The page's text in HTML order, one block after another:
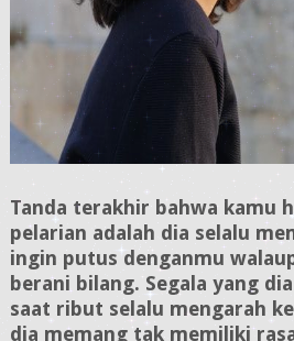
Tanda terakhir bahwa kamu
pelarian adalah dia selalu
ingin putus denganmu
berani bilang. Segala yang
saat ribut selalu mengarah
dia memang tak memiliki